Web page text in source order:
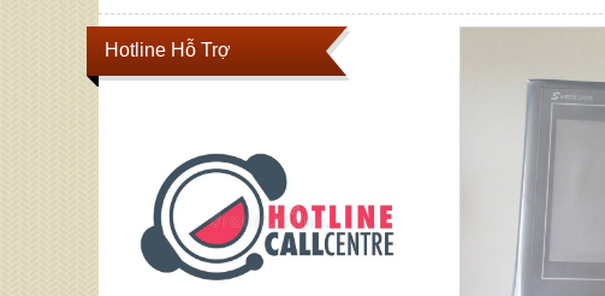
Hotline Hỗ Trợ